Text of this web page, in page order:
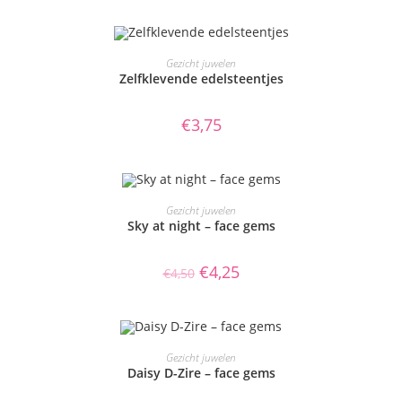
TOEVOEGEN AAN WINKELWAGEN
Gezicht juwelen
Zelfklevende edelsteentjes
€3,75
TOEVOEGEN AAN WINKELWAGEN
Gezicht juwelen
Sky at night – face gems
€4,50 Oorspronkelijke
prijs
€4,25Huidige
prijs
TOEVOEGEN AAN WINKELWAGEN
Gezicht juwelen
Daisy D-Zire – face gems